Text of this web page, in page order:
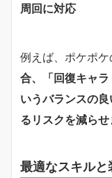
周回に対応
例えば、ポケポケ
合、「回復キャ
いうバランスの
るリスクを減らせ
最適なスキル